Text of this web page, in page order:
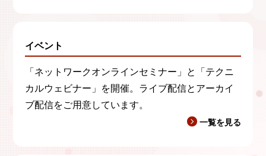
イベント
「ネットワークオンラインセミナー」と「テクニ
カルウェビナー」を開催。ライブ配信とアーカイ
ブ配信をご用意しています。
一覧を見る